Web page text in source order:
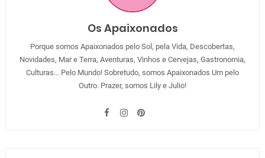
Os Apaixonados
Porque somos Apaixonados pelo Sol, pela Vida, Descobertas,
Novidades, Mar e Terra, Aventuras, Vinhos e Cervejas, Gastronomia,
Culturas... Pelo Mundo! Sobretudo, somos Apaixonados Um pelo
Outro. Prazer, somos Lily e Julio!